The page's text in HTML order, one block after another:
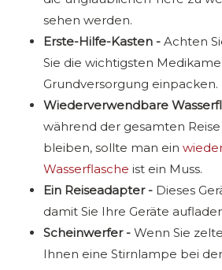
sehen werden.
Erste-Hilfe-Kasten - Achten
Sie die wichtigsten
Grundversorgung einpacken.
Wiederverwendbare
während der gesamten
bleiben, sollte man ein
Wasserflasche ist ein Muss.
Ein Reiseadapter - Dieses
damit Sie Ihre Geräte
Scheinwerfer - Wenn Sie
Ihnen eine Stirnlampe bei der